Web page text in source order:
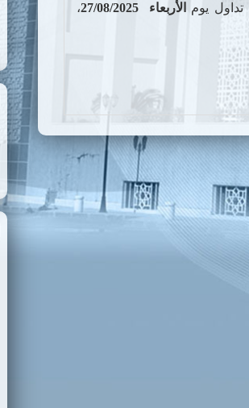
يوم الأربعاء 27/08/2025،